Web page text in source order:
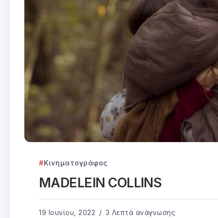
Κινηματογράφος
MADELEIN COLLINS
19 Ιουνίου, 2022 3 Λεπτά ανάγνωσης